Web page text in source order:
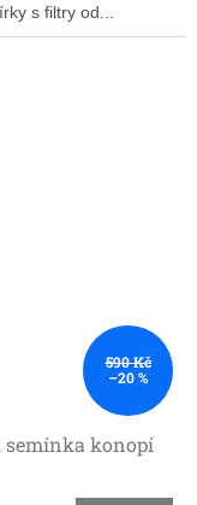
s filtry od...
590 Kč
–20 %
semínka konopí